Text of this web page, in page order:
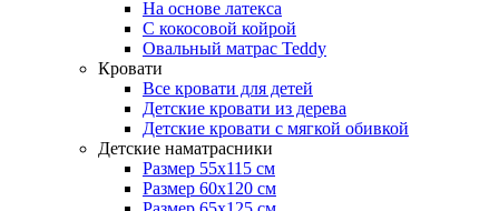
На основе латекса
С кокосовой койрой
Овальный матрас Teddy
Кровати
Все кровати для детей
Детские кровати из дерева
Детские кровати с мягкой обивкой
Детские наматрасники
Размер 55x115 см
Размер 60x120 см